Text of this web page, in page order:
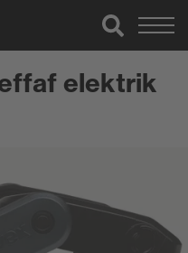
elektrik